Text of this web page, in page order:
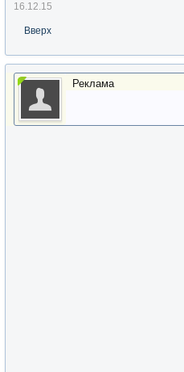
16.12.15
Вверх
Реклама